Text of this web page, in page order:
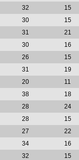
32
15
30
15
31
21
30
16
26
15
31
19
20
11
38
18
28
24
28
15
27
22
34
16
32
15